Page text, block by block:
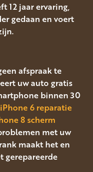
12 jaar ervaring,
gedaan en voert
afspraak te
uw auto gratis
binnen 30
iPhone 6 reparatie
8 scherm
met uw
maakt het en
gerepareerde